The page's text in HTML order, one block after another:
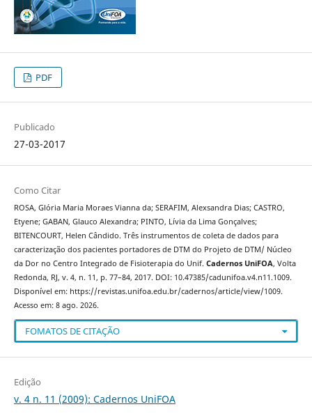
PDF
Publicado
27-03-2017
Como Citar
ROSA, Glória Maria Moraes Vianna da; SERAFIM, Alexsandra Dias; CASTRO,
Etyene; GABAN, Glauco Alexandra; PINTO, Lívia da Lima Gonçalves;
BITENCOURT, Helen Cândido. Três instrumentos de coleta de dados para
caracterização dos pacientes portadores de DTM do Projeto de DTM/ Núcleo
da Dor no Centro Integrado de Fisioterapia do Unif. Cadernos UniFOA, Volta
Redonda, RJ, v. 4, n. 11, p. 77–84, 2017. DOI: 10.47385/cadunifoa.v4.n11.1009.
Disponível em: https://revistas.unifoa.edu.br/cadernos/article/view/1009.
Acesso em: 8 ago. 2026.
FOMATOS DE CITAÇÃO
Edição
v. 4 n. 11 (2009): Cadernos UniFOA